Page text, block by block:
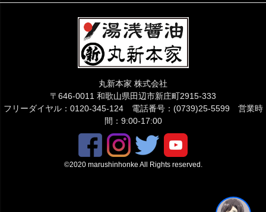
丸新本家 株式会社
〒646-0011 和歌山県田辺市新庄町2915-333
フリーダイヤル：0120-345-124 電話番号：(0739)25-5599 営業時
間：9:00-17:00
©2020 marushinhonke All Rights reserved.
1